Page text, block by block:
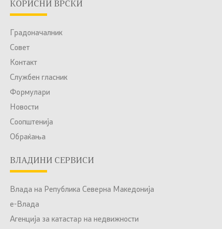
КОРИСНИ ВРСКИ
Градоначалник
Совет
Контакт
Службен гласник
Формулари
Новости
Соопштенија
Обраќања
ВЛАДИНИ СЕРВИСИ
Влада на Република Северна Македонија
е-Влада
Агенција за катастар на недвижности